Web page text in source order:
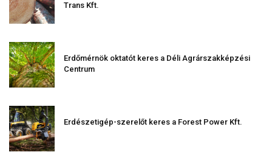
Trans Kft.
Erdőmérnök oktatót keres a Déli Agrárszakképzési
Centrum
Erdészetigép-szerelőt keres a Forest Power Kft.